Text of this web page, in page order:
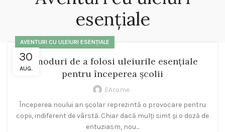
esențiale
30
AUG.
AVENTURI CU ULEIURI ESENȚIALE
5 moduri de a folosi uleiurile esenţiale
pentru începerea şcolii
EArome
Începerea noului an şcolar reprezintă o provocare pentru
copii, indiferent de vârstă. Chiar dacă mulţi simt şi o doză de
entuziasm, nou...